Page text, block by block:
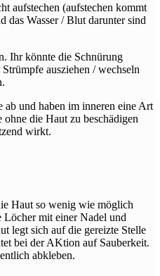
aufstechen (aufstechen kommt
das Wasser / Blut darunter sind
Ihr könnte die Schnürung
ausziehen / wechseln
ab und haben im inneren eine Art
die Haut zu beschädigen
wirkt.
Haut so wenig wie möglich
Löcher mit einer Nadel und
legt sich auf die gereizte Stelle
bei der AKtion auf Sauberkeit.
abkleben.